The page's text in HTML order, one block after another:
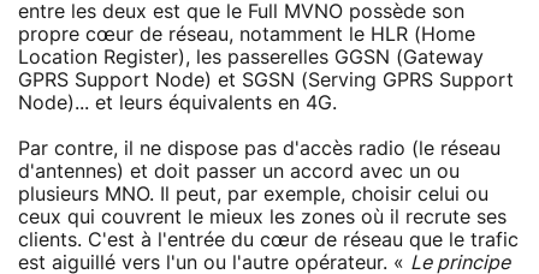
entre les deux est que le Full MVNO possède son
propre cœur de réseau, notamment le HLR (Home
Location Register), les passerelles GGSN (Gateway
GPRS Support Node) et SGSN (Serving GPRS Support
Node)... et leurs équivalents en 4G.
Par contre, il ne dispose pas d'accès radio (le réseau
d'antennes) et doit passer un accord avec un ou
plusieurs MNO. Il peut, par exemple, choisir celui ou
ceux qui couvrent le mieux les zones où il recrute ses
clients. C'est à l'entrée du cœur de réseau que le trafic
est aiguillé vers l'un ou l'autre opérateur. « Le principe